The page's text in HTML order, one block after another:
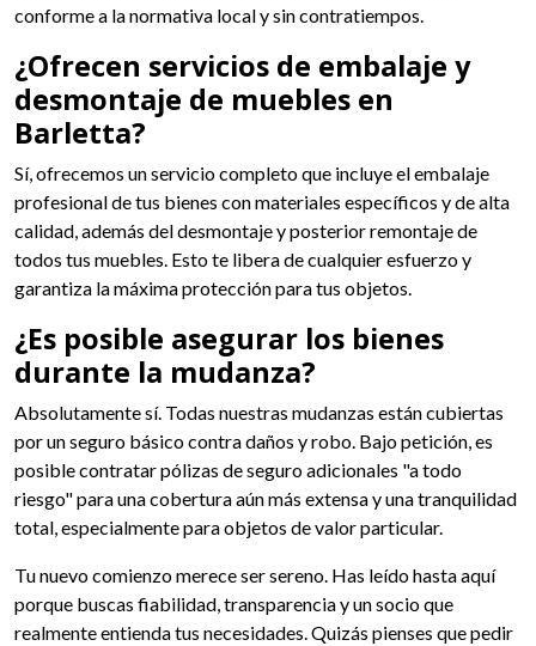
conforme a la normativa local y sin contratiempos.
¿Ofrecen servicios de embalaje y
desmontaje de muebles en
Barletta?
Sí, ofrecemos un servicio completo que incluye el embalaje
profesional de tus bienes con materiales específicos y de alta
calidad, además del desmontaje y posterior remontaje de
todos tus muebles. Esto te libera de cualquier esfuerzo y
garantiza la máxima protección para tus objetos.
¿Es posible asegurar los bienes
durante la mudanza?
Absolutamente sí. Todas nuestras mudanzas están cubiertas
por un seguro básico contra daños y robo. Bajo petición, es
posible contratar pólizas de seguro adicionales "a todo
riesgo" para una cobertura aún más extensa y una tranquilidad
total, especialmente para objetos de valor particular.
Tu nuevo comienzo merece ser sereno. Has leído hasta aquí
porque buscas fiabilidad, transparencia y un socio que
realmente entienda tus necesidades. Quizás pienses que pedir